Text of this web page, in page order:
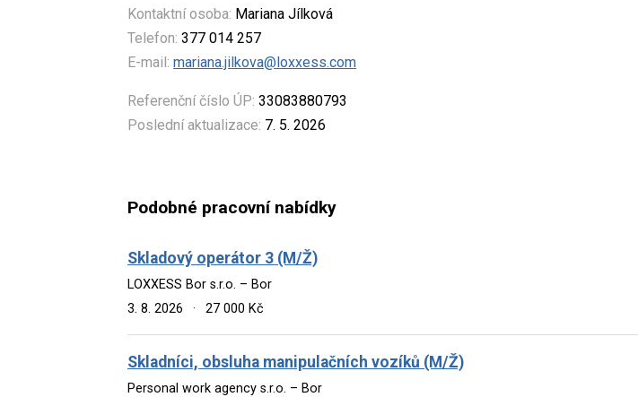
Kontaktní osoba: Mariana Jílková
Telefon: 377 014 257
E-mail: mariana.jilkova@loxxess.com
Referenční číslo ÚP: 33083880793
Poslední aktualizace: 7. 5. 2026
Podobné pracovní nabídky
Skladový operátor 3 (M/Ž)
LOXXESS Bor s.r.o. – Bor
3. 8. 2026
· 27 000 Kč
Skladníci, obsluha manipulačních vozíků (M/Ž)
Personal work agency s.r.o. – Bor